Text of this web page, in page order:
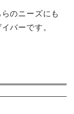
のニーズにも
バーです。